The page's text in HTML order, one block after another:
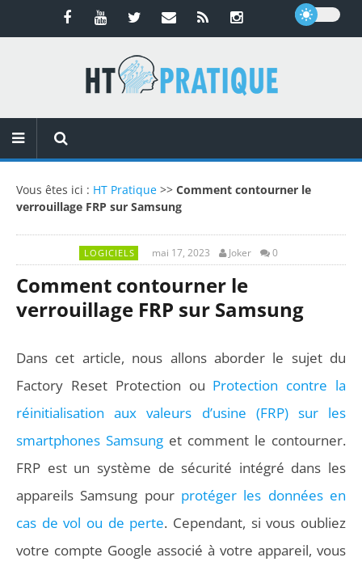
Vous êtes ici : HT Pratique >> Comment contourner le
verrouillage FRP sur Samsung
LOGICIELS mai 17, 2023 Joker 0
Comment contourner le
verrouillage FRP sur Samsung
Dans cet article, nous allons aborder le sujet du
Factory Reset Protection ou Protection contre la
réinitialisation aux valeurs d’usine (FRP) sur les
smartphones Samsung et comment le contourner.
FRP est un système de sécurité intégré dans les
appareils Samsung pour protéger les données en
cas de vol ou de perte. Cependant, si vous oubliez
votre compte Google associé à votre appareil, vous